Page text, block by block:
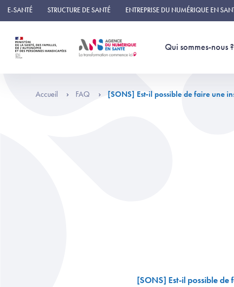
Panneau de gestion des cookies
E-SANTÉ STRUCTURE DE SANTÉ ENTREPRISE DU NUMÉRIQUE EN
Qui sommes-nous ?
Accueil FAQ [SONS] Est-il possible de faire une
[SONS] Est-il possible